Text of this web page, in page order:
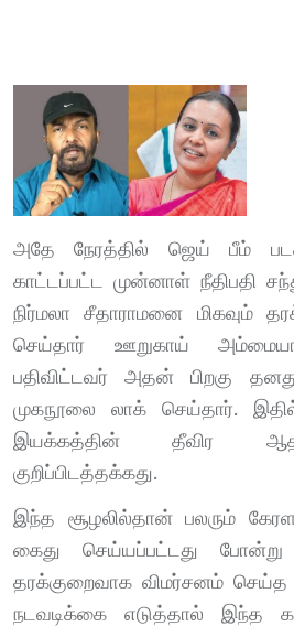
அதே நேரத்தில் ஜெய் பீம்
காட்டப்பட்ட முன்னாள் நீதிபதி
நிர்மலா சீதாராமனை மிகவும்
செய்தார் ஊறுகாய்
பதிவிட்டவர் அதன் பிறகு
முகநூலை லாக் செய்தார்.
இயக்கத்தின் தீவிர
குறிப்பிடத்தக்கது.
இந்த சூழலில்தான் பலரும்
கைது செய்யப்பட்டது
தரக்குறைவாக விமர்சனம் செய்த
நடவடிக்கை எடுத்தால் இந்த